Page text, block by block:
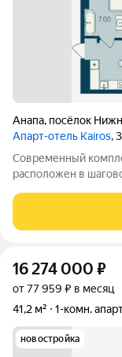
Анапа, посёлок
Апарт-отель Kairos,
Современный
расположен в
концепцией.
Всесезонный
16 274 000 ₽
от 77 959 ₽ в месяц
41,2 м²
1-комн.
новостройка